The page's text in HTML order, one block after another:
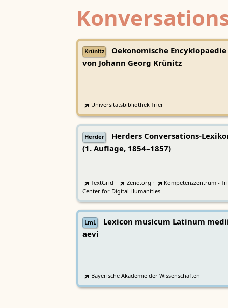
Krünitz
Oekonomische Encyklopaedie
von Johann Georg Krünitz
Universitätsbibliothek Trier
Herder
Herders Conversations-
(1. Auflage, 1854–1857)
TextGrid · Zeno.org ·
Kompetenzzentrum -
Center for Digital Humanities
LmL
Lexicon musicum Latinum
aevi
Bayerische Akademie der Wissenschaften